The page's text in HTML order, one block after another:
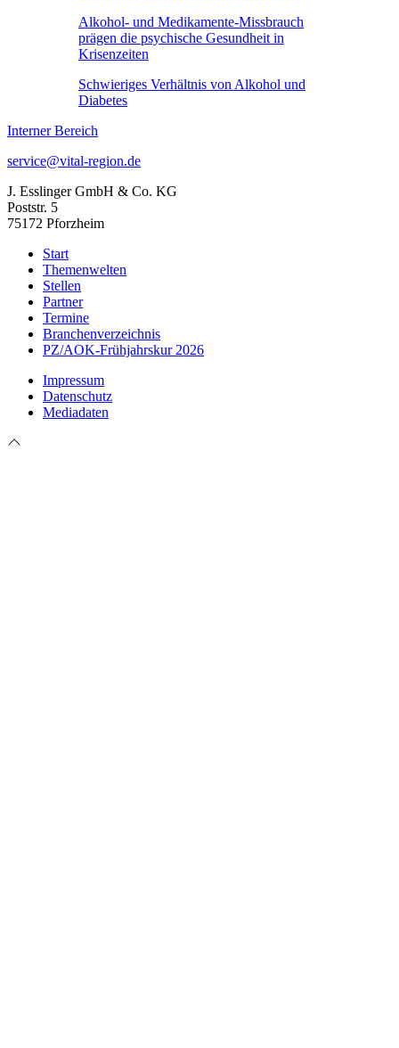
Alkohol- und Medikamente-Missbrauch
prägen die psychische Gesundheit in
Krisenzeiten
Schwieriges Verhältnis von Alkohol und
Diabetes
Interner Bereich
service@vital-region.de
J. Esslinger GmbH & Co. KG
Poststr. 5
75172 Pforzheim
Start
Themenwelten
Stellen
Partner
Termine
Branchenverzeichnis
PZ/AOK-Frühjahrskur 2026
Impressum
Datenschutz
Mediadaten